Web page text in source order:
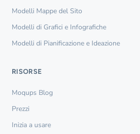
Modelli Mappe del Sito
Modelli di Grafici e Infografiche
Modelli di Pianificazione e Ideazione
RISORSE
Moqups Blog
Prezzi
Inizia a usare